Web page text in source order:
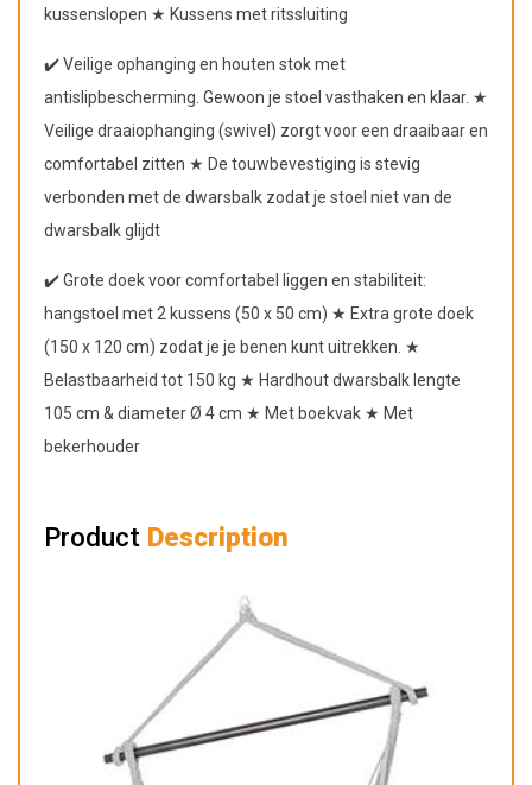
kussenslopen ★ Kussens met ritssluiting
✔️ Veilige ophanging en houten stok met
antislipbescherming. Gewoon je stoel vasthaken en klaar. ★
Veilige draaiophanging (swivel) zorgt voor een draaibaar en
comfortabel zitten ★ De touwbevestiging is stevig
verbonden met de dwarsbalk zodat je stoel niet van de
dwarsbalk glijdt
✔️ Grote doek voor comfortabel liggen en stabiliteit:
hangstoel met 2 kussens (50 x 50 cm) ★ Extra grote doek
(150 x 120 cm) zodat je je benen kunt uitrekken. ★
Belastbaarheid tot 150 kg ★ Hardhout dwarsbalk lengte
105 cm & diameter Ø 4 cm ★ Met boekvak ★ Met
bekerhouder
Product Description